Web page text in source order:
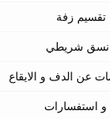
تقسيم زفة
شريطي
عن الدف و الايقاع
و استفسارات